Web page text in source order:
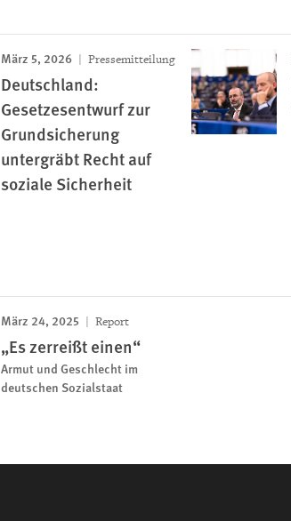
März 5, 2026 Pressemitteilung
Deutschland:
Gesetzesentwurf zur
Grundsicherung
untergräbt Recht auf
soziale Sicherheit
März 24, 2025 Report
„Es zerreißt einen“
Armut und Geschlecht im
deutschen Sozialstaat